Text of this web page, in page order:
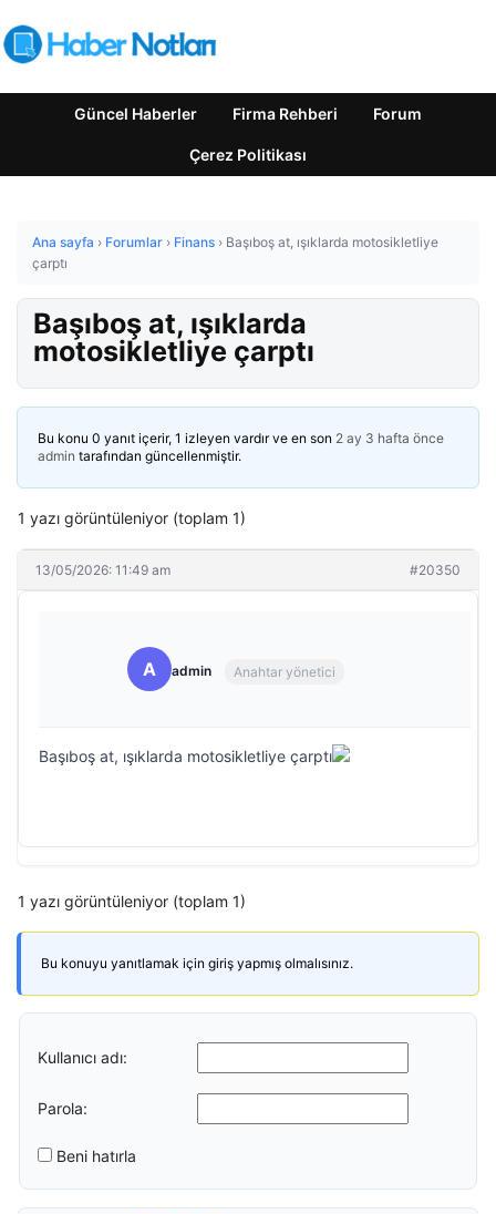
Güncel Haberler Firma Rehberi Forum
Çerez Politikası
Ana sayfa › Forumlar › Finans › Başıboş at, ışıklarda motosikletliye
çarptı
Başıboş at, ışıklarda
motosikletliye çarptı
Bu konu 0 yanıt içerir, 1 izleyen vardır ve en son 2 ay 3 hafta önce
admin tarafından güncellenmiştir.
1 yazı görüntüleniyor (toplam 1)
13/05/2026: 11:49 am #20350
A admin Anahtar yönetici
Başıboş at, ışıklarda motosikletliye çarptı
1 yazı görüntüleniyor (toplam 1)
Bu konuyu yanıtlamak için giriş yapmış olmalısınız.
Kullanıcı adı:
Parola:
Beni hatırla